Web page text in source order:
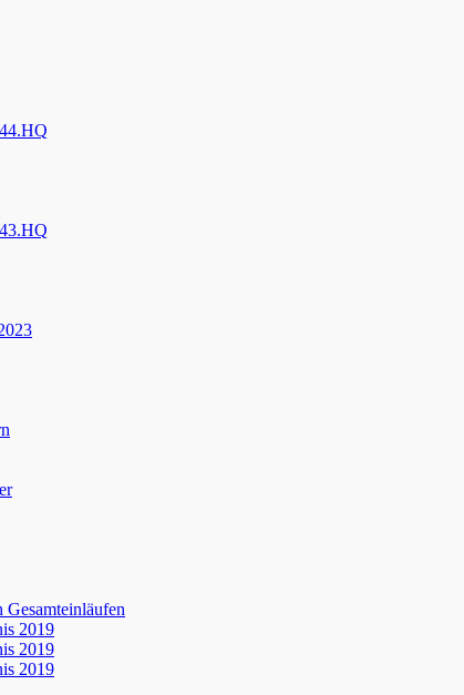
Gesamteinläufen
2019
2019
2019